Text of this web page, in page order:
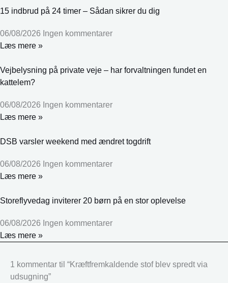
15 indbrud på 24 timer – Sådan sikrer du dig
06/08/2026 Ingen kommentarer
Læs mere »
Vejbelysning på private veje – har forvaltningen fundet en
kattelem?
06/08/2026 Ingen kommentarer
Læs mere »
DSB varsler weekend med ændret togdrift
06/08/2026 Ingen kommentarer
Læs mere »
Storeflyvedag inviterer 20 børn på en stor oplevelse
06/08/2026 Ingen kommentarer
Læs mere »
1 kommentar til “Kræftfremkaldende stof blev spredt via
udsugning”